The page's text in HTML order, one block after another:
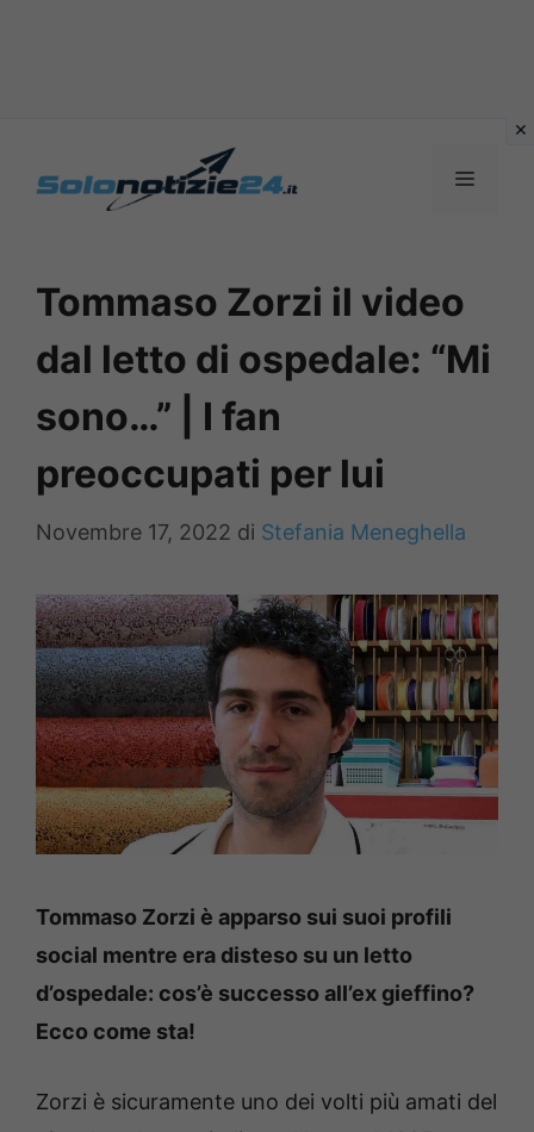
MENU
Tommaso Zorzi il video
dal letto di ospedale: “Mi
sono…” | I fan
preoccupati per lui
Novembre 17, 2022 di Stefania Meneghella
Tommaso Zorzi è apparso sui suoi profili
social mentre era disteso su un letto
d’ospedale: cos’è successo all’ex gieffino?
Ecco come sta!
Zorzi è sicuramente uno dei volti più amati del